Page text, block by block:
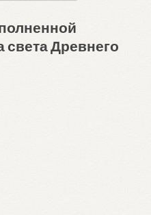
света Древнего